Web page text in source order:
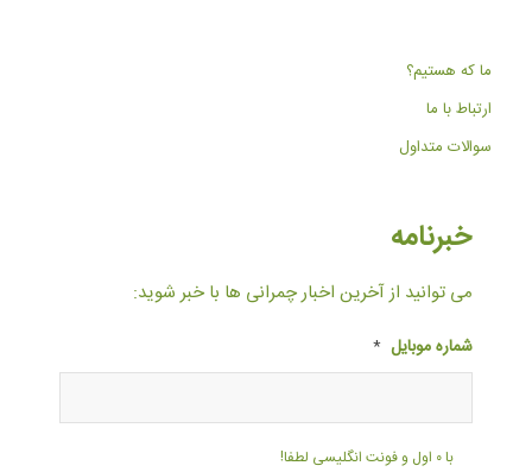
ما که هستیم؟
ارتباط با ما
سوالات متداول
خبرنامه
می توانید از آخرین اخبار چمرانی ها با خبر شوید:
شماره موبایل *
با ۰ اول و فونت انگلیسی لطفا!